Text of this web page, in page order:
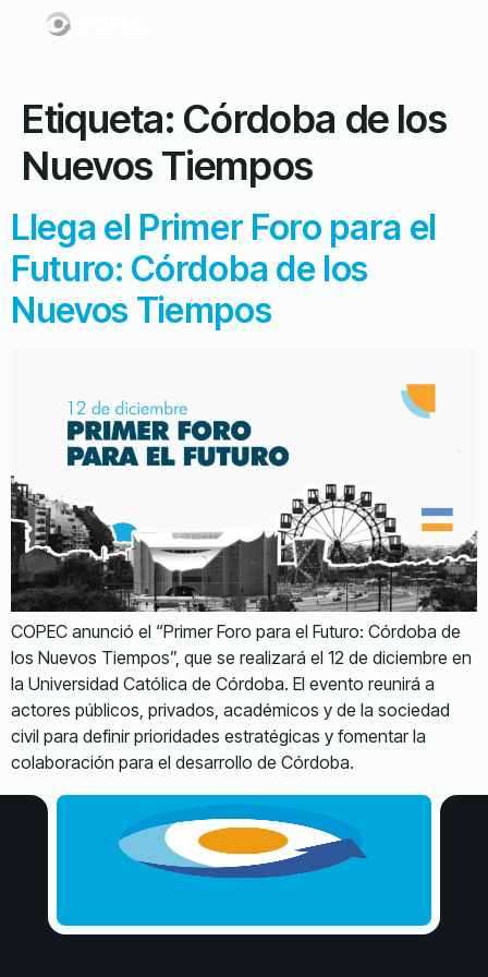
Etiqueta: Córdoba de los
Nuevos Tiempos
Llega el Primer Foro para el
Futuro: Córdoba de los
Nuevos Tiempos
COPEC anunció el “Primer Foro para el Futuro: Córdoba de
los Nuevos Tiempos”, que se realizará el 12 de diciembre en
la Universidad Católica de Córdoba. El evento reunirá a
actores públicos, privados, académicos y de la sociedad
civil para definir prioridades estratégicas y fomentar la
colaboración para el desarrollo de Córdoba.